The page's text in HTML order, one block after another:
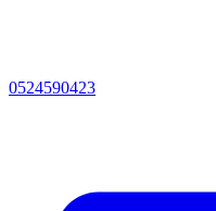
0524590423